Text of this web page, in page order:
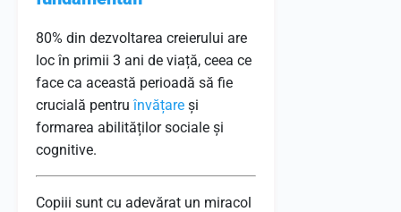
80% din dezvoltarea creierului are
loc în primii 3 ani de viață, ceea ce
face ca această perioadă să fie
crucială pentruînvățare și
formarea abilităților sociale și
cognitive.
Copiii sunt cu adevărat un miracol